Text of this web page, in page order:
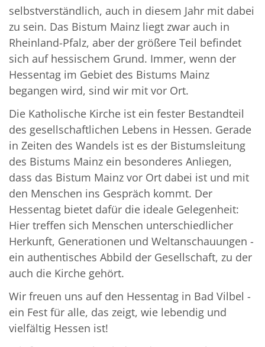
selbstverständlich, auch in diesem Jahr mit dabei
zu sein. Das Bistum Mainz liegt zwar auch in
Rheinland-Pfalz, aber der größere Teil befindet
sich auf hessischem Grund. Immer, wenn der
Hessentag im Gebiet des Bistums Mainz
begangen wird, sind wir mit vor Ort.
Die Katholische Kirche ist ein fester Bestandteil
des gesellschaftlichen Lebens in Hessen. Gerade
in Zeiten des Wandels ist es der Bistumsleitung
des Bistums Mainz ein besonderes Anliegen,
dass das Bistum Mainz vor Ort dabei ist und mit
den Menschen ins Gespräch kommt. Der
Hessentag bietet dafür die ideale Gelegenheit:
Hier treffen sich Menschen unterschiedlicher
Herkunft, Generationen und Weltanschauungen -
ein authentisches Abbild der Gesellschaft, zu der
auch die Kirche gehört.
Wir freuen uns auf den Hessentag in Bad Vilbel -
ein Fest für alle, das zeigt, wie lebendig und
vielfältig Hessen ist!